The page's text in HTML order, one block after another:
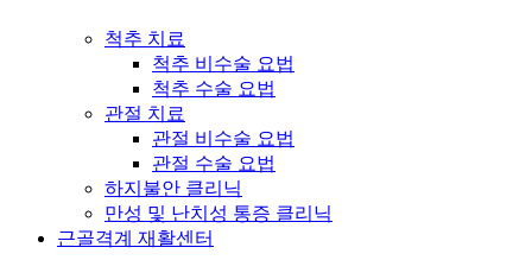
척추 치료
척추 비수술 요법
척추 수술 요법
관절 치료
관절 비수술 요법
관절 수술 요법
하지불안 클리닉
만성 및 난치성 통증 클리닉
근골격계 재활센터